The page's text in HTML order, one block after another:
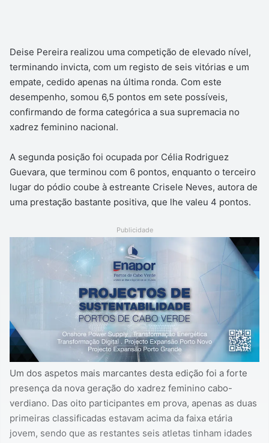
Deise Pereira realizou uma competição de elevado nível,
terminando invicta, com um registo de seis vitórias e um
empate, cedido apenas na última ronda. Com este
desempenho, somou 6,5 pontos em sete possíveis,
confirmando de forma categórica a sua supremacia no
xadrez feminino nacional.
A segunda posição foi ocupada por Célia Rodriguez
Guevara, que terminou com 6 pontos, enquanto o terceiro
lugar do pódio coube à estreante Crisele Neves, autora de
uma prestação bastante positiva, que lhe valeu 4 pontos.
Publicidade
Um dos aspetos mais marcantes desta edição foi a forte
presença da nova geração do xadrez feminino cabo-
verdiano. Das oito participantes em prova, apenas as duas
primeiras classificadas estavam acima da faixa etária
jovem, sendo que as restantes seis atletas tinham idades